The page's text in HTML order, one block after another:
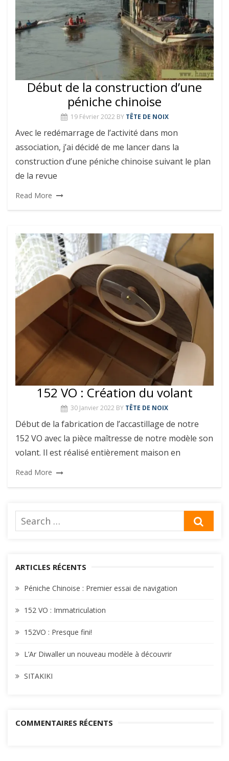
Début de la construction d’une
péniche chinoise
19 Février 2022 BY TÊTE DE NOIX
Avec le redémarrage de l’activité dans mon
association, j’ai décidé de me lancer dans la
construction d’une péniche chinoise suivant le plan
de la revue
Read More
152 VO : Création du volant
30 Janvier 2022 BY TÊTE DE NOIX
Début de la fabrication de l’accastillage de notre
152 VO avec la pièce maîtresse de notre modèle son
volant. Il est réalisé entièrement maison en
Read More
Search
ARTICLES RÉCENTS
Péniche Chinoise : Premier essai de navigation
152 VO : Immatriculation
152VO : Presque fini!
L’Ar Diwaller un nouveau modèle à découvrir
SITAKIKI
COMMENTAIRES RÉCENTS